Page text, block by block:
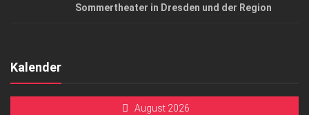
Sommertheater in Dresden und der Region
Kalender
August 2026